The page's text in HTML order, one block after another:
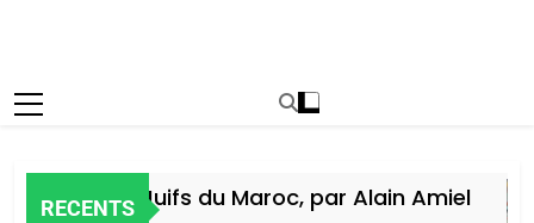
RECENTS
des Juifs du Maroc, par Alain Amiel